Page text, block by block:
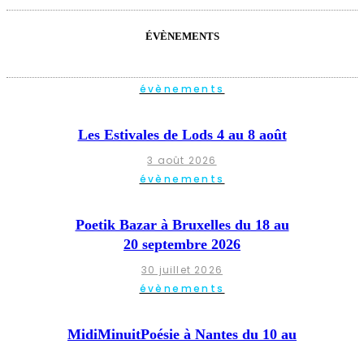
ÉVÈNEMENTS
évènements
Les Estivales de Lods 4 au 8 août
3 août 2026
évènements
Poetik Bazar à Bruxelles du 18 au
20 septembre 2026
30 juillet 2026
évènements
MidiMinuitPoésie à Nantes du 10 au